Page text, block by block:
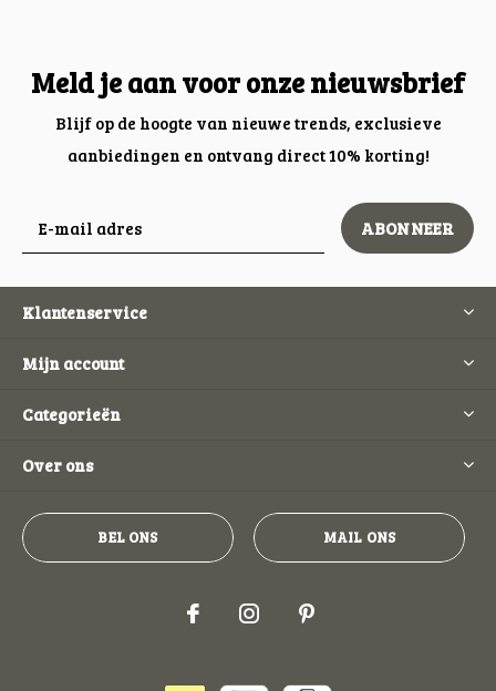
Meld je aan voor onze nieuwsbrief
Blijf op de hoogte van nieuwe trends, exclusieve
aanbiedingen en ontvang direct 10% korting!
ABONNEER
Klantenservice
Mijn account
Categorieën
Over ons
BEL ONS MAIL ONS